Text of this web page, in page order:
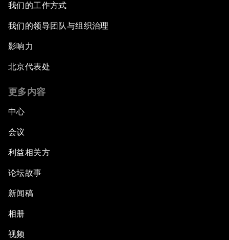
我们的工作方式
我们的领导团队与组织治理
影响力
北京代表处
更多内容
中心
会议
利益相关方
论坛故事
新闻稿
相册
视频